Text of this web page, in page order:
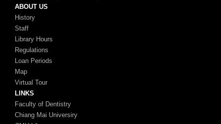
ABOUT US
History
Staff
Library Hours
Regulations
Loan Periods
Map
Virtual Tour
LINKS
Faculty of Dentistry
Chiang Mai Universiry